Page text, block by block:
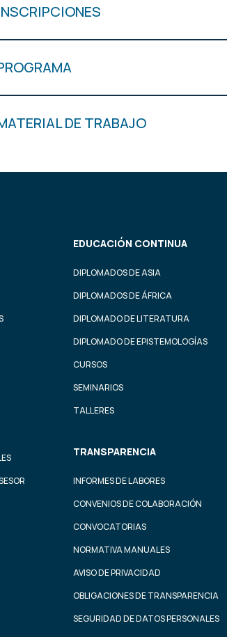
DE TRABAJO
EDUCACIÓN CONTINUA
DIPLOMADOS DE ASIA
DIPLOMADOS DE ÁFRICA
DIPLOMADO DE LITERATURA
DIPLOMADO DE EPISTEMOLOGÍAS
CURSOS
SEMINARIOS
TALLERES
TRANSPARENCIA
INFORMES DE LABORES
CONVENIOS DE COLABORACIÓN
CONVOCATORIAS
NORMATIVA MANUALES
AVISO DE PRIVACIDAD
OBLIGACIONES DE TRANSPARENCIA
SEGURIDAD DE DATOS PERSONALES